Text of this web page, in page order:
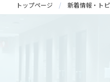
トップページ 新着情報・ト